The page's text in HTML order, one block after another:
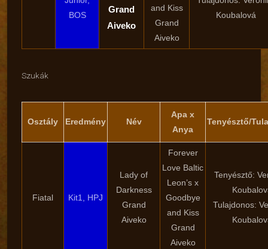
BOS
Grand
Aiveko
and Kiss
Grand
Aiveko
Koubalová
Szukák
Osztály Eredmény Név
Apa x
Anya
Tenyésztő/
Fiatal Kit1, HPJ
Lady of
Darkness
Grand
Aiveko
Forever
Love Baltic
Leon’s x
Goodbye
and Kiss
Grand
Aiveko
Tenyésztő:
Tulajdonos: